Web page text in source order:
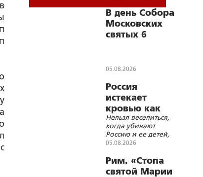
В день Собора
Московских
святых 6
Общемосковский
05.08.2026
Россия
истекает
кровью как
жертвенное
животное?
Нельзя веселиться,
когда убивают
Россию и ее детей,
нельзя хохотать,
Христа
05.08.2026
Рим. «Стопа
святой Марии